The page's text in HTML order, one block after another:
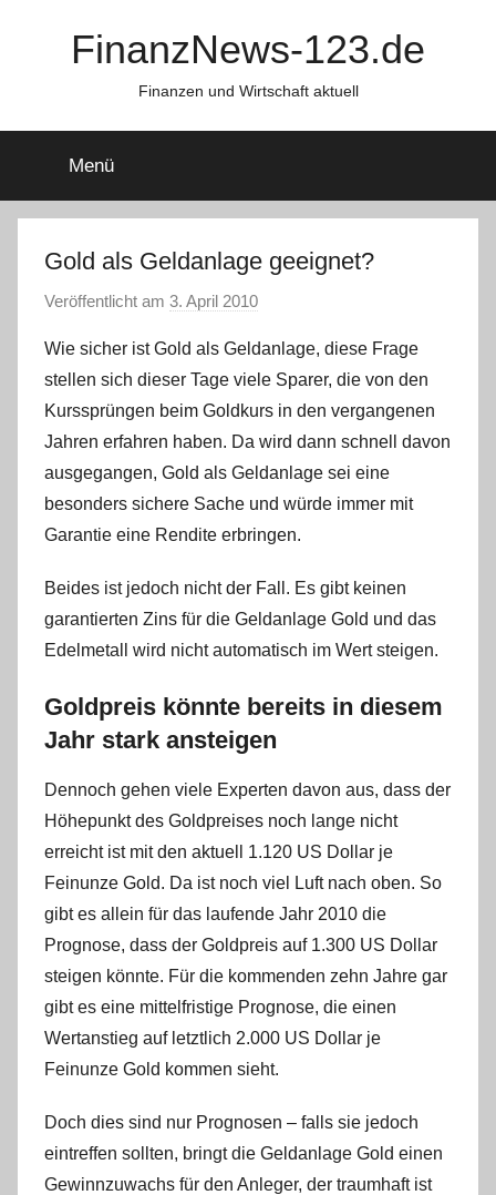
FinanzNews-123.de
Finanzen und Wirtschaft aktuell
Menü
Gold als Geldanlage geeignet?
Veröffentlicht am 3. April 2010
n
C
h
r
i
s
t
l
W
.
Wie sicher ist Gold als Geldanlage, diese Frage
stellen sich dieser Tage viele Sparer, die von den
Kurssprüngen beim Goldkurs in den vergangenen
Jahren erfahren haben. Da wird dann schnell davon
ausgegangen, Gold als Geldanlage sei eine
besonders sichere Sache und würde immer mit
Garantie eine Rendite erbringen.
Beides ist jedoch nicht der Fall. Es gibt keinen
garantierten Zins für die Geldanlage Gold und das
Edelmetall wird nicht automatisch im Wert steigen.
Goldpreis könnte bereits in diesem
Jahr stark ansteigen
Dennoch gehen viele Experten davon aus, dass der
Höhepunkt des Goldpreises noch lange nicht
erreicht ist mit den aktuell 1.120 US Dollar je
Feinunze Gold. Da ist noch viel Luft nach oben. So
gibt es allein für das laufende Jahr 2010 die
Prognose, dass der Goldpreis auf 1.300 US Dollar
steigen könnte. Für die kommenden zehn Jahre gar
gibt es eine mittelfristige Prognose, die einen
Wertanstieg auf letztlich 2.000 US Dollar je
Feinunze Gold kommen sieht.
Doch dies sind nur Prognosen – falls sie jedoch
eintreffen sollten, bringt die Geldanlage Gold einen
Gewinnzuwachs für den Anleger, der traumhaft ist